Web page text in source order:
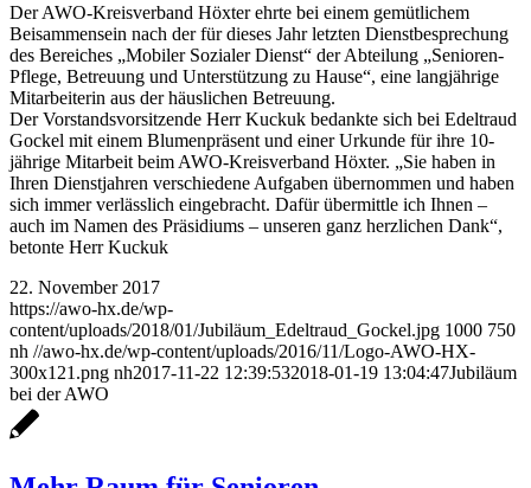
Der AWO-Kreisverband Höxter ehrte bei einem gemütlichem
Beisammensein nach der für dieses Jahr letzten Dienstbesprechung
des Bereiches „Mobiler Sozialer Dienst“ der Abteilung „Senioren-
Pflege, Betreuung und Unterstützung zu Hause“, eine langjährige
Mitarbeiterin aus der häuslichen Betreuung.
Der Vorstandsvorsitzende Herr Kuckuk bedankte sich bei Edeltraud
Gockel mit einem Blumenpräsent und einer Urkunde für ihre 10-
jährige Mitarbeit beim AWO-Kreisverband Höxter. „Sie haben in
Ihren Dienstjahren verschiedene Aufgaben übernommen und haben
sich immer verlässlich eingebracht. Dafür übermittle ich Ihnen –
auch im Namen des Präsidiums – unseren ganz herzlichen Dank“,
betonte Herr Kuckuk
22. November 2017
https://awo-hx.de/wp-
content/uploads/2018/01/Jubiläum_Edeltraud_Gockel.jpg 1000 750
nh //awo-hx.de/wp-content/uploads/2016/11/Logo-AWO-HX-
300x121.png nh2017-11-22 12:39:532018-01-19 13:04:47Jubiläum
bei der AWO